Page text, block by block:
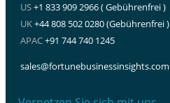
US+1 833 909 2966 ( Gebührenfrei )
UK+44 808 502 0280 (Gebührenfrei )
APAC+91 744 740 1245
sales@fortunebusinessinsights.com